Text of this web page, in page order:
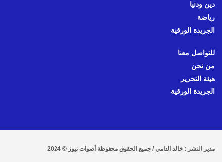
دين ودنيا
رياضة
الجريدة الورقية
للتواصل معنا
من نحن
هيئة التحرير
الجريدة الورقية
مدير النشر : خالد الدامي / جميع الحقوق محفوظة أصوات نيوز © 2024